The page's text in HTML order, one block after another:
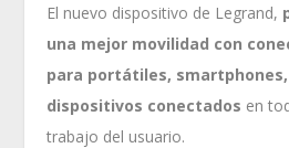
El nuevo dispositivo de Legrand,
una mejor movilidad con
para portátiles,
dispositivos conectados en
trabajo del usuario.